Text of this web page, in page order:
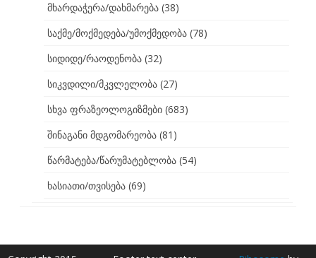
მხარდაჭერა/დახმარება (38)
საქმე/მოქმედება/უმოქმედობა (78)
სიდიდე/რაოდენობა (32)
სიკვდილი/მკვლელობა (27)
სხვა ფრაზეოლოგიზმები (683)
შინაგანი მდგომარეობა (81)
წარმატება/წარუმატებლობა (54)
ხასიათი/თვისება (69)